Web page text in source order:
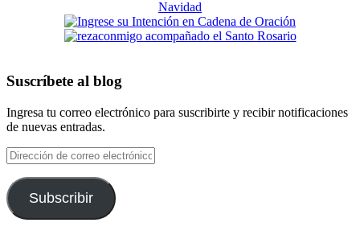
Suscríbete al blog
Ingresa tu correo electrónico para suscribirte y recibir notificaciones
de nuevas entradas.
Dirección
de
correo
electrónico
Subscribir